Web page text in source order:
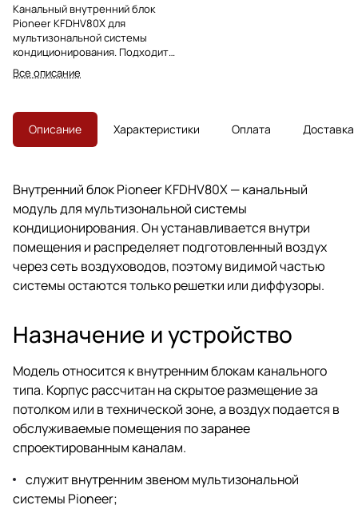
Канальный внутренний блок
Pioneer KFDHV80X для
мультизональной системы
кондиционирования. Подходит
для скрытого монтажа и подачи
воздуха через сеть
Все описание
Описание Характеристики Оплата Доставка
Внутренний блок Pioneer KFDHV80X — канальный
модуль для мультизональной системы
кондиционирования. Он устанавливается внутри
помещения и распределяет подготовленный воздух
через сеть воздуховодов, поэтому видимой частью
системы остаются только решетки или диффузоры.
Назначение и устройство
Модель относится к внутренним блокам канального
типа. Корпус рассчитан на скрытое размещение за
потолком или в технической зоне, а воздух подается в
обслуживаемые помещения по заранее
спроектированным каналам.
служит внутренним звеном мультизональной
системы Pioneer;